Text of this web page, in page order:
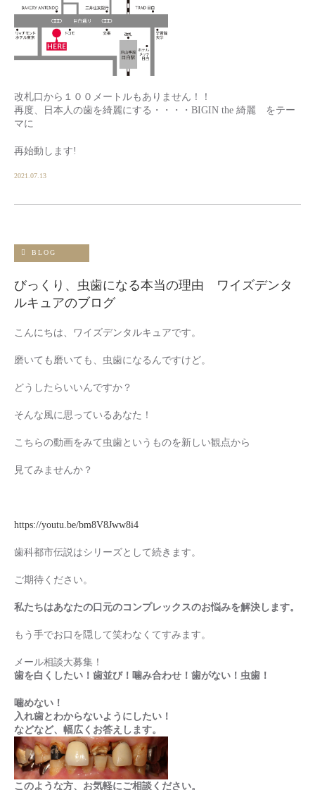
改札口から１００メートルもありません！！
再度、日本人の歯を綺麗にする・・・・BIGIN the 綺麗 をテー
マに
再始動します!
2021.07.13
BLOG
びっくり、虫歯になる本当の理由 ワイズデンタ
ルキュアのブログ
こんにちは、ワイズデンタルキュアです。
磨いても磨いても、虫歯になるんですけど。
どうしたらいいんですか？
そんな風に思っているあなた！
こちらの動画をみて虫歯というものを新しい観点から
見てみませんか？
https://youtu.be/bm8V8Jww8i4
歯科都市伝説はシリーズとして続きます。
ご期待ください。
私たちはあなたの口元のコンプレックスのお悩みを解決します。
もう手でお口を隠して笑わなくてすみます。
メール相談大募集！
歯を白くしたい！歯並び！噛み合わせ！歯がない！虫歯！
噛めない！
入れ歯とわからないようにしたい！
などなど、幅広くお答えします。
このような方、お気軽にご相談ください。